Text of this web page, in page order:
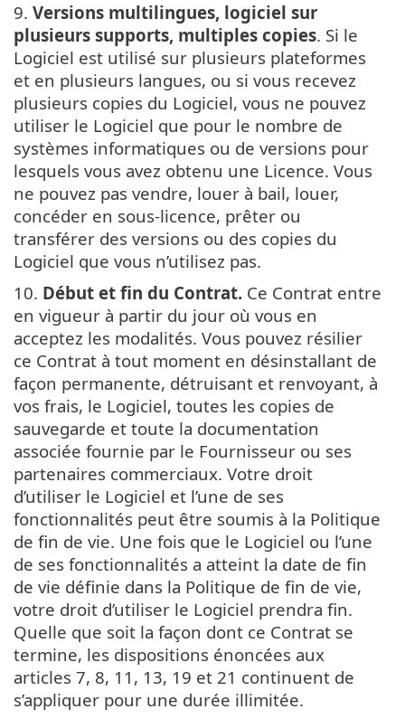
9. Versions multilingues, logiciel sur
plusieurs supports, multiples copies. Si le
Logiciel est utilisé sur plusieurs plateformes
et en plusieurs langues, ou si vous recevez
plusieurs copies du Logiciel, vous ne pouvez
utiliser le Logiciel que pour le nombre de
systèmes informatiques ou de versions pour
lesquels vous avez obtenu une Licence. Vous
ne pouvez pas vendre, louer à bail, louer,
concéder en sous-licence, prêter ou
transférer des versions ou des copies du
Logiciel que vous n’utilisez pas.
10. Début et fin du Contrat. Ce Contrat entre
en vigueur à partir du jour où vous en
acceptez les modalités. Vous pouvez résilier
ce Contrat à tout moment en désinstallant de
façon permanente, détruisant et renvoyant, à
vos frais, le Logiciel, toutes les copies de
sauvegarde et toute la documentation
associée fournie par le Fournisseur ou ses
partenaires commerciaux. Votre droit
d’utiliser le Logiciel et l’une de ses
fonctionnalités peut être soumis à la Politique
de fin de vie. Une fois que le Logiciel ou l’une
de ses fonctionnalités a atteint la date de fin
de vie définie dans la Politique de fin de vie,
votre droit d’utiliser le Logiciel prendra fin.
Quelle que soit la façon dont ce Contrat se
termine, les dispositions énoncées aux
articles 7, 8, 11, 13, 19 et 21 continuent de
s’appliquer pour une durée illimitée.